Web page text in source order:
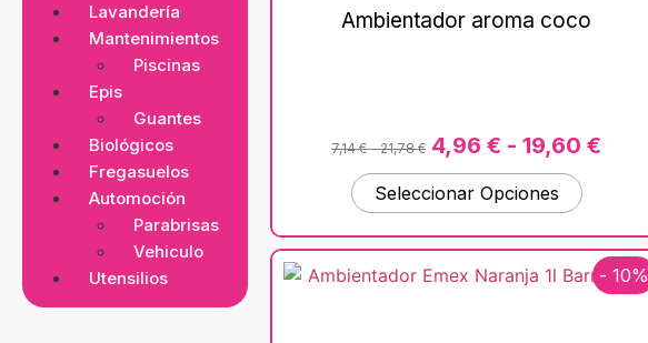
Lavandería
Mantenimientos
Piscinas
Epis
Guantes
Biológicos
Fregasuelos
Automoción
Parabrisas
Vehiculo
Utensilios
Ambientador aroma coco
7,14€ -21,78€ 4,96€ -19,60€
Seleccionar Opciones
- 10%